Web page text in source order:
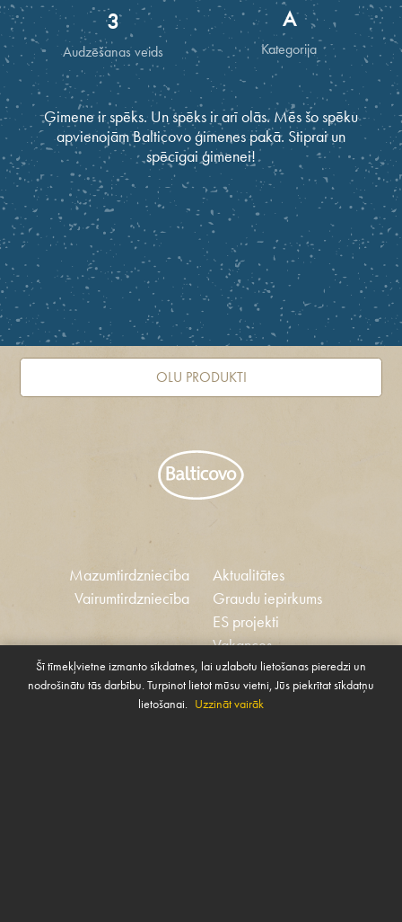
3
Audzēšanas veids
A
Kategorija
Ģimene ir spēks. Un spēks ir arī olās. Mēs šo spēku
apvienojām Balticovo ģimenes pakā. Stiprai un
spēcīgai ģimenei!
OLU PRODUKTI
Mazumtirdzniecība
Vairumtirdzniecība
Sīkdatnes
Aktualitātes
Graudu iepirkums
ES projekti
Vakances
Ētikas kodekss
Sabiedrības atbalsta
Šī tīmekļvietne izmanto sīkdatnes, lai uzlabotu lietošanas pieredzi un
nodrošinātu tās darbību. Turpinot lietot mūsu vietni, Jūs piekrītat sīkdatņu
lietošanai. Uzzināt vairāk